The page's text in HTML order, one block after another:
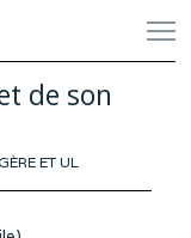
de son
ET UL